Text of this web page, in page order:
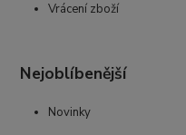
Vrácení zboží
Nejoblíbenější
Novinky